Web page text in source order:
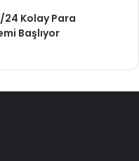
Kolay Para
Başlıyor